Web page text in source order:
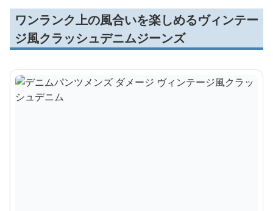
ワンランク上の風合いを楽しめるヴィンテー
ジ風クラッシュデニムジーンズ